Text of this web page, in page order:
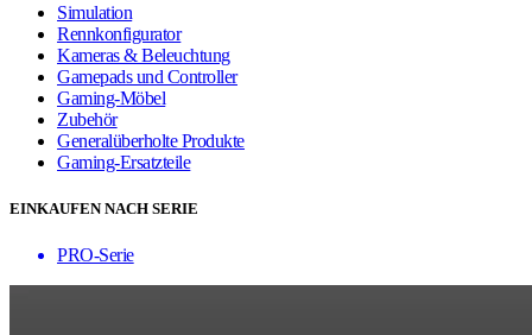
Simulation
Rennkonfigurator
Kameras & Beleuchtung
Gamepads und Controller
Gaming-Möbel
Zubehör
Generalüberholte Produkte
Gaming-Ersatzteile
EINKAUFEN NACH SERIE
PRO-Serie